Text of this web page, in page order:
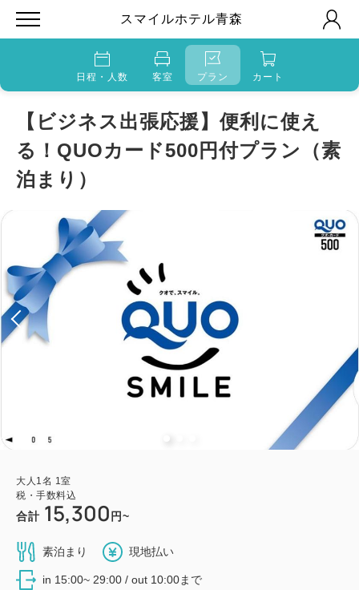
スマイルホテル青森
日程・人数 客室 プラン カート
【ビジネス出張応援】便利に使え
る！QUOカード500円付プラン（素
泊まり）
大人 1 名 1 室
税・手数料込
合計 15,300 円~
素泊まり 現地払い
in 15:00~ 29:00 / out 10:00まで